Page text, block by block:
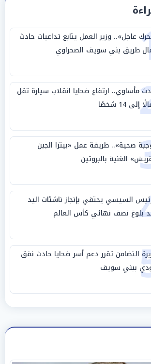
عاجل».. وزير العمل يتابع تداعيات حادث
طريق بني سويف الصحراوي
مأساوي.. ارتفاع ضحايا انقلاب سيارة تقل
إلى 14 شخصًا
صحية».. طريقة عمل «بيتزا الجبن
الغنية بالبروتين
السيسي يحتفي بإنجاز ناشئات اليد
بلوغ نصف نهائي كأس العالم
التضامن تقرر دعم أسر ضحايا حادث نفق
ببني سويف